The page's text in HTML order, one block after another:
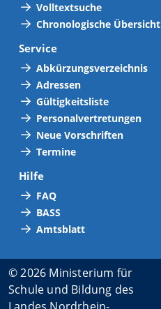
Volltextsuche
Chronologische Übersicht
Service
Abkürzungsverzeichnis
Adressen
Gültigkeitsliste
Personalvertretungen
Neue Vorschriften
Termine
Hilfe
FAQ
BASS
Amtsblatt
© 2026 Ministerium für
Schule und Bildung des